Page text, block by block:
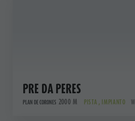
PRE DA PERES
PLAN DE CORONES 2000 M PISTA , IMPIANTO